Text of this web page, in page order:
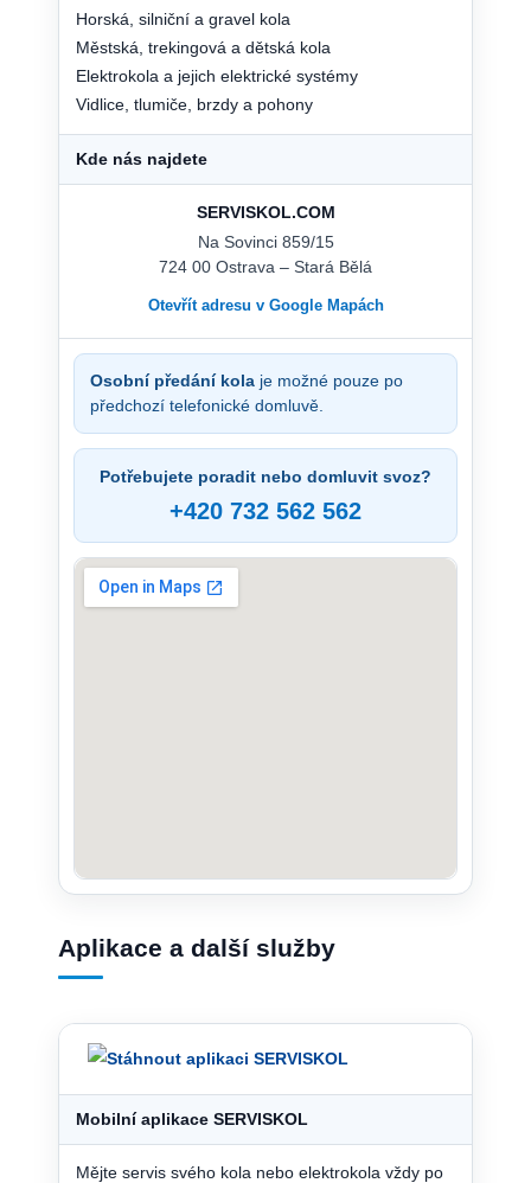
Horská, silniční a gravel kola
Městská, trekingová a dětská kola
Elektrokola a jejich elektrické systémy
Vidlice, tlumiče, brzdy a pohony
Kde nás najdete
SERVISKOL.COM
Na Sovinci 859/15
724 00 Ostrava – Stará Bělá
Otevřít adresu v Google Mapách
Osobní předání kola je možné pouze po
předchozí telefonické domluvě.
Potřebujete poradit nebo domluvit svoz?
+420 732 562 562
Aplikace a další služby
Mobilní aplikace SERVISKOL
Mějte servis svého kola nebo elektrokola vždy po